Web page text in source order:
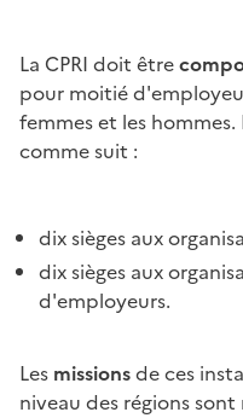
La CPRI doit être
pour moitié
femmes et les
comme suit :
dix sièges aux
dix sièges aux
d'employeurs.
Les missionsde ces
niveau des régions